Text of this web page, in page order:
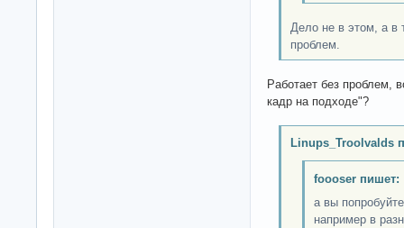
Дело не в этом, а в
проблем.
Работает без проблем,
кадр на подходе"?
Linups_Troolvalds
foooser пишет:
а вы
например в